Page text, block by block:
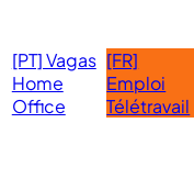
[PT] Vagas
Home
Office
[FR]
Emploi
Télétravail